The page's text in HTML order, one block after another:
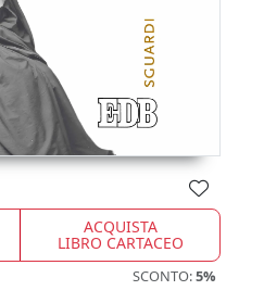
ACQUISTA
LIBRO CARTACEO
SCONTO:5%